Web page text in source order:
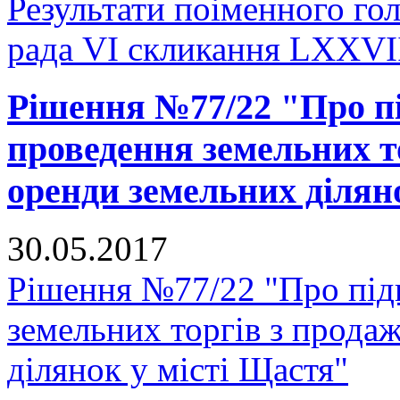
Результати поіменного
рада VI скликання
Рішення №77/22 "Про
проведення земельних
оренди земельних
30.05.2017
Рішення №77/22 "Про
земельних торгів з
ділянок у місті Щастя"